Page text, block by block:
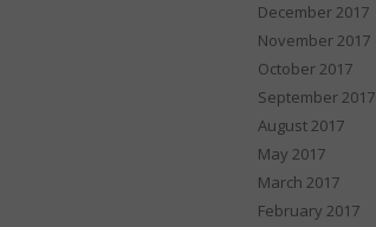
December 2017
November 2017
October 2017
September 2017
August 2017
May 2017
March 2017
February 2017